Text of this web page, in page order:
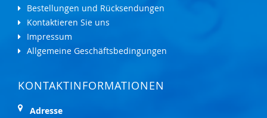
Bestellungen und Rücksendungen
Kontaktieren Sie uns
Impressum
Allgemeine Geschäftsbedingungen
KONTAKTINFORMATIONEN
Adresse